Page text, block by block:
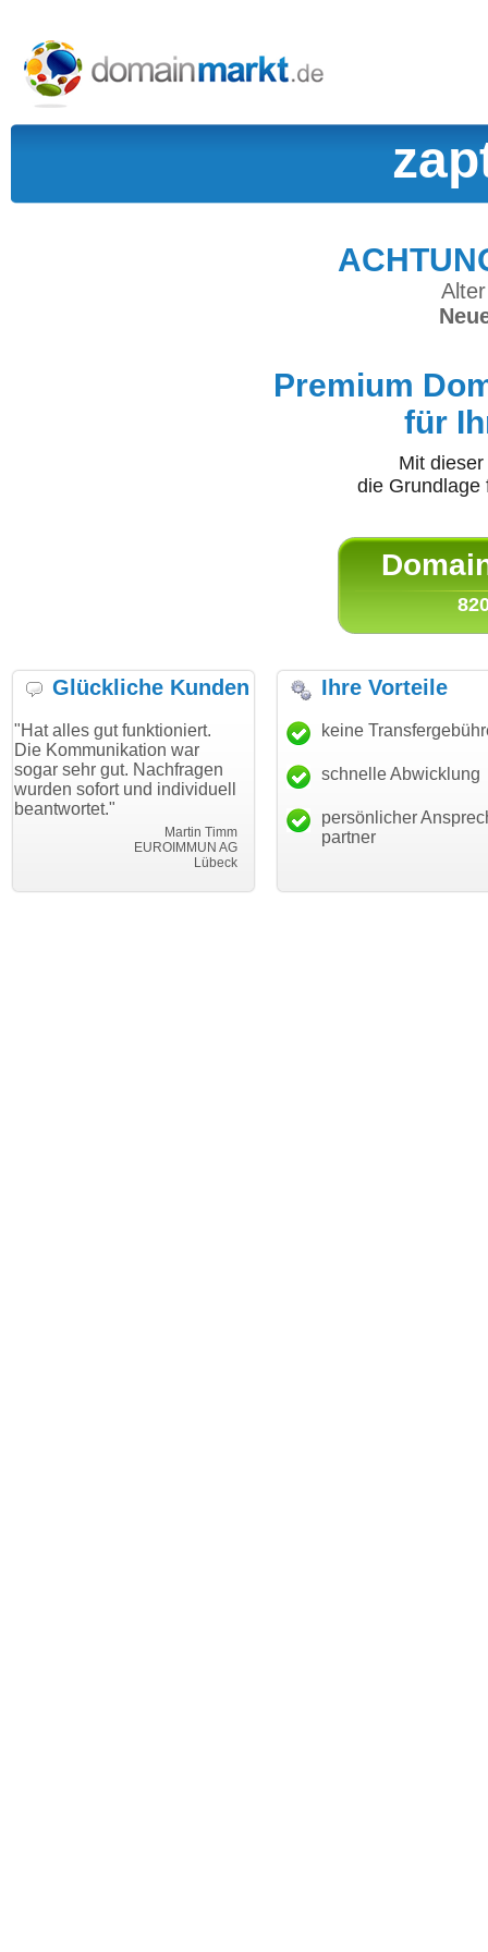
Premium
für
Mit
die
Glückliche Kunden
funktioniert.
war
Nachfragen
und individuell
EUROIMMUN AG
"Danke für den schnellen
Transfer und guten Service!"
Thomas Schäfer
i can eckert communication GmbH
"Ich bin
haben.
mein
Ihre Vorteile
keine
schnelle Abwicklung
persönlicher
partner